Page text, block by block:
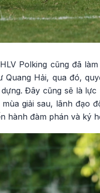
Polking cũng đã
Quang Hải, qua đó,
Đây cũng sẽ là
giải sau, lãnh đạo
hành đàm phán và ký